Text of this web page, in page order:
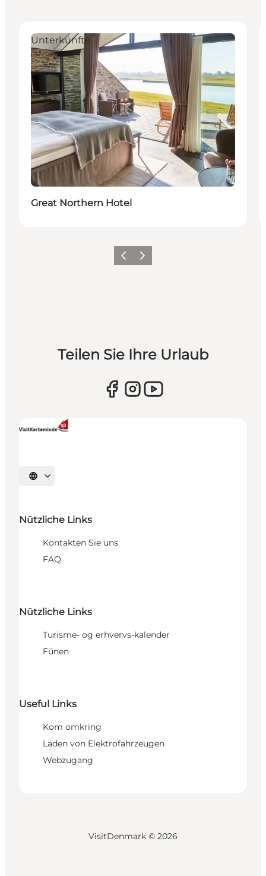
Unterkünfte
Great Northern Hotel
ZurückWeiter
Teilen Sie Ihre Urlaub
Sprache auswählen
Nützliche Links
Kontakten Sie uns
FAQ
Nützliche Links
Turisme- og erhvervs-kalender
Fünen
Useful Links
Kom omkring
Laden von Elektrofahrzeugen
Webzugang
VisitDenmark © 2026